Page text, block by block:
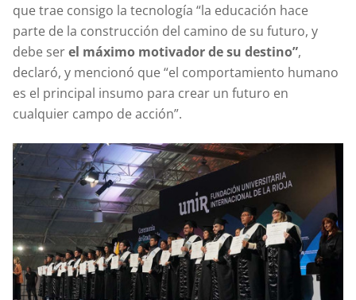
que trae consigo la tecnología “la educación hace
parte de la construcción del camino de su futuro, y
debe serel máximo motivador de su destino”,
declaró, y mencionó que “el comportamiento humano
es el principal insumo para crear un futuro en
cualquier campo de acción”.